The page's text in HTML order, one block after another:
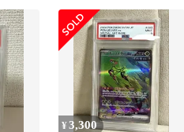
ャ…
¥3,300